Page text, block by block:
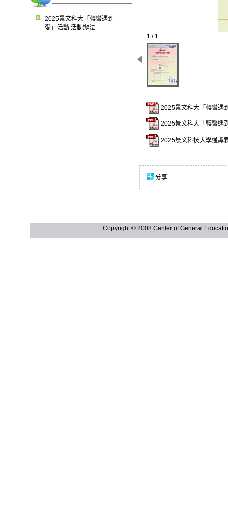
2025景文科大「轉彎遇到
愛」活動 活動辦法
1 / 1
2025景文科大「轉彎遇
2025景文科大「轉彎遇
2025景文科技大學通識
分享
Copyright © 2008 Center of General